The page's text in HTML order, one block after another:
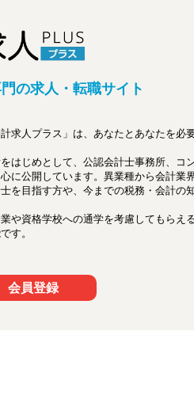
の求人・転職サイト
求人プラス」は、あなたとあなたを必
はじめとして、公認会計士事務所、コ
に公開しています。異業種から会計業
を目指す方や、今までの税務・会計の
や資格学校への通学を考慮してもらえ
す。
会員登録